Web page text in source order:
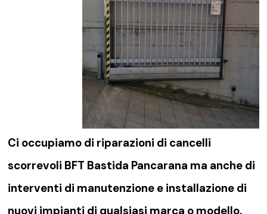
Ci occupiamo di riparazioni di cancelli
scorrevoli BFT Bastida Pancarana ma anche di
interventi di manutenzione e installazione di
nuovi impianti di qualsiasi marca o modello.